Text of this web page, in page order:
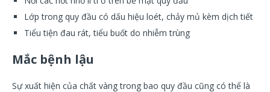
Lớp trong quy đầu có dấu hiệu loét, chảy mủ kèm dịch tiết
Tiểu tiện đau rát, tiểu buốt do nhiễm trùng
Mắc bệnh lậu
Sự xuất hiện của chất vàng trong bao quy đầu cũng có thể là